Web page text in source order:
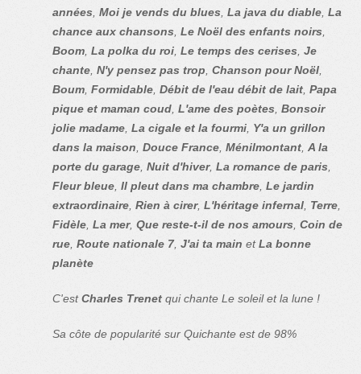
années Moi je vends du blues La java du diable La
chance aux chansons Le Noël des enfants noirs
Boom La polka du roi Le temps des cerises Je
chante N'y pensez pas trop Chanson pour Noël
Boum Formidable Débit de l'eau débit de lait Papa
pique et maman coud L'ame des poètes Bonsoir
jolie madame La cigale et la fourmi Y'a un grillon
dans la maison Douce France Ménilmontant A la
porte du garage Nuit d'hiver, La romance de paris
Fleur bleue Il pleut dans ma chambre Le jardin
extraordinaire Rien à cirer, L'héritage infernal Terre
Fidèle La mer, Que reste-t-il de nos amours Coin de
rue Route nationale 7, J'ai ta main etLa bonne
planète
C'estCharles Trenet qui chante Le soleil et la lune !
Sa côte de popularité sur Quichante est de 98%